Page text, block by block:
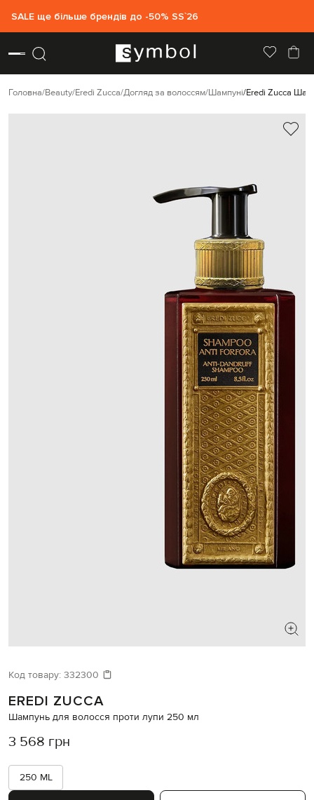
SALE ще більше брендів до -50% SS`26
Головна Beauty Eredi Zucca Догляд за волоссям Шампуні Eredi Zucca
Код товару: 332300
EREDI ZUCCA
Шампунь для волосся проти лупи 250 мл
3 568 грн
250 ML